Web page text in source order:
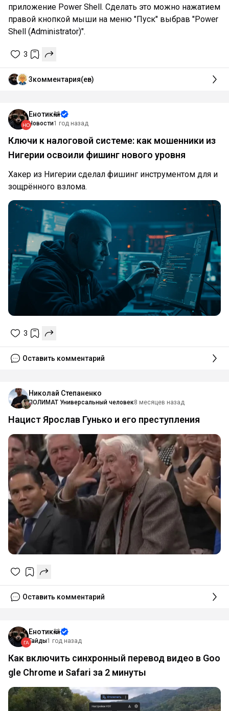
приложение Power Shell. Сделать это можно нажатием
правой кнопкой мыши на меню "Пуск" выбрав "Power
Shell (Administrator)".
3
3комментария(ев)
Енотик🦝
Новости1 год назад
Ключи к налоговой системе: как мошенники из
Нигерии освоили фишинг нового уровня
Хакер из Нигерии сделал фишинг инструментом для и
зощрённого взлома.
3
Оставить комментарий
Николай Степаненко
ПОЛИМАТ Универсальный человек8 месяцев назад
Нацист Ярослав Гунько и его преступления
Оставить комментарий
Енотик🦝
Гайды1 год назад
Как включить синхронный перевод видео в Goo
gle Chrome и Safari за 2 минуты